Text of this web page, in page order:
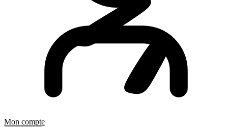
Mon compte